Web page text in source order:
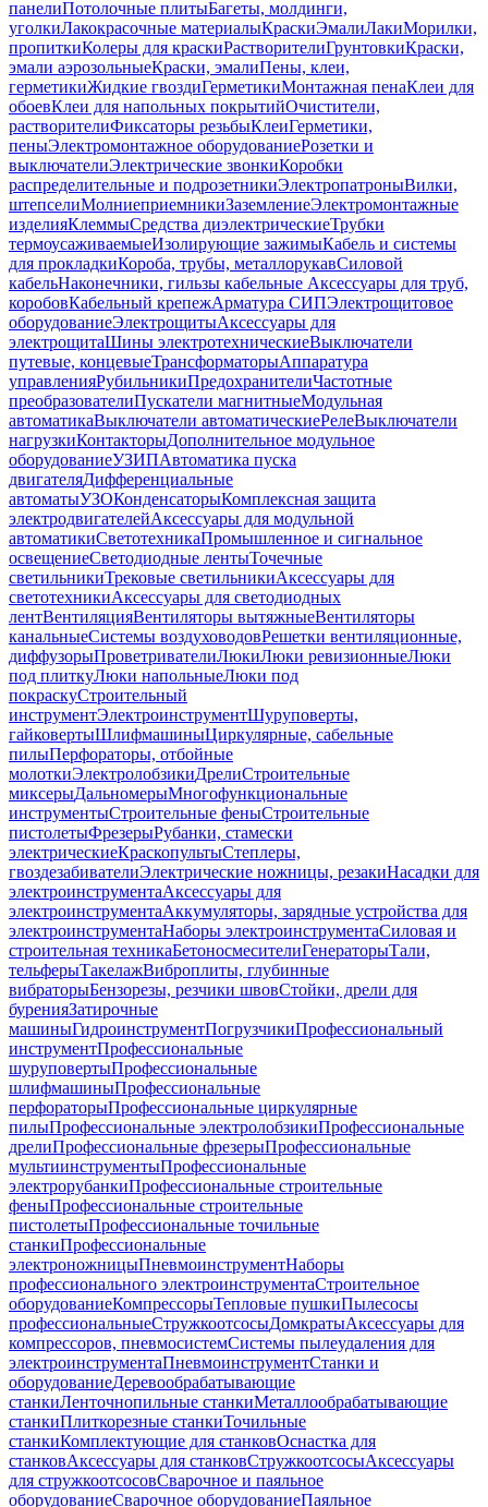
панелиПотолочные плитыБагеты, молдинги,
уголкиЛакокрасочные материалыКраскиЭмалиЛакиМорилки,
пропиткиКолеры для краскиРастворителиГрунтовкиКраски,
эмали аэрозольныеКраски, эмалиПены, клеи,
герметикиЖидкие гвоздиГерметикиМонтажная пенаКлеи для
обоевКлеи для напольных покрытийОчистители,
растворителиФиксаторы резьбыКлеиГерметики,
пеныЭлектромонтажное оборудованиеРозетки и
выключателиЭлектрические звонкиКоробки
распределительные и подрозетникиЭлектропатроныВилки,
штепселиМолниеприемникиЗаземлениеЭлектромонтажные
изделияКлеммыСредства диэлектрическиеТрубки
термоусаживаемыеИзолирующие зажимыКабель и системы
для прокладкиКороба, трубы, металлорукавСиловой
кабельНаконечники, гильзы кабельные Аксессуары для труб,
коробовКабельный крепежАрматура СИПЭлектрощитовое
оборудованиеЭлектрощитыАксессуары для
электрощитаШины электротехническиеВыключатели
путевые, концевыеТрансформаторыАппаратура
управленияРубильникиПредохранителиЧастотные
преобразователиПускатели магнитныеМодульная
автоматикаВыключатели автоматическиеРелеВыключатели
нагрузкиКонтакторыДополнительное модульное
оборудованиеУЗИПАвтоматика пуска
двигателяДифференциальные
автоматыУЗОКонденсаторыКомплексная защита
электродвигателейАксессуары для модульной
автоматикиСветотехникаПромышленное и сигнальное
освещениеСветодиодные лентыТочечные
светильникиТрековые светильникиАксессуары для
светотехникиАксессуары для светодиодных
лентВентиляцияВентиляторы вытяжныеВентиляторы
канальныеСистемы воздуховодовРешетки вентиляционные,
диффузорыПроветривателиЛюкиЛюки ревизионныеЛюки
под плиткуЛюки напольныеЛюки под
покраскуСтроительный
инструментЭлектроинструментШуруповерты,
гайковертыШлифмашиныЦиркулярные, сабельные
пилыПерфораторы, отбойные
молоткиЭлектролобзикиДрелиСтроительные
миксерыДальномерыМногофункциональные
инструментыСтроительные феныСтроительные
пистолетыФрезерыРубанки, стамески
электрическиеКраскопультыСтеплеры,
гвоздезабивателиЭлектрические ножницы, резакиНасадки для
электроинструментаАксессуары для
электроинструментаАккумуляторы, зарядные устройства для
электроинструментаНаборы электроинструментаСиловая и
строительная техникаБетоносмесителиГенераторыТали,
тельферыТакелажВиброплиты, глубинные
вибраторыБензорезы, резчики швовСтойки, дрели для
буренияЗатирочные
машиныГидроинструментПогрузчикиПрофессиональный
инструментПрофессиональные
шуруповертыПрофессиональные
шлифмашиныПрофессиональные
перфораторыПрофессиональные циркулярные
пилыПрофессиональные электролобзикиПрофессиональные
дрелиПрофессиональные фрезерыПрофессиональные
мультиинструментыПрофессиональные
электрорубанкиПрофессиональные строительные
феныПрофессиональные строительные
пистолетыПрофессиональные точильные
станкиПрофессиональные
электроножницыПневмоинструментНаборы
профессионального электроинструментаСтроительное
оборудованиеКомпрессорыТепловые пушкиПылесосы
профессиональныеСтружкоотсосыДомкратыАксессуары для
компрессоров, пневмосистемСистемы пылеудаления для
электроинструментаПневмоинструментСтанки и
оборудованиеДеревообрабатывающие
станкиЛенточнопильные станкиМеталлообрабатывающие
станкиПлиткорезные станкиТочильные
станкиКомплектующие для станковОснастка для
станковАксессуары для станковСтружкоотсосыАксессуары
для стружкоотсосовСварочное и паяльное
оборудованиеСварочное оборудованиеПаяльное